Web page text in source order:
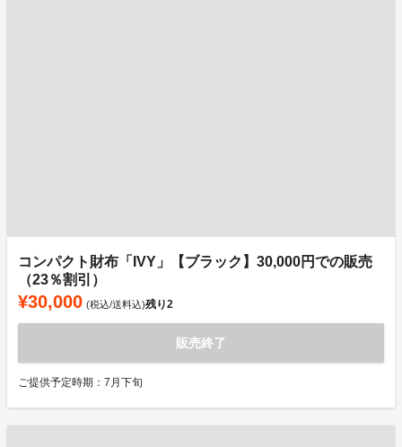
コンパクト財布「IVY」【ブラック】30,000円での販売
（23％割引）
¥30,000 (税込/送料込)残り2
販売終了
ご提供予定時期：7月下旬